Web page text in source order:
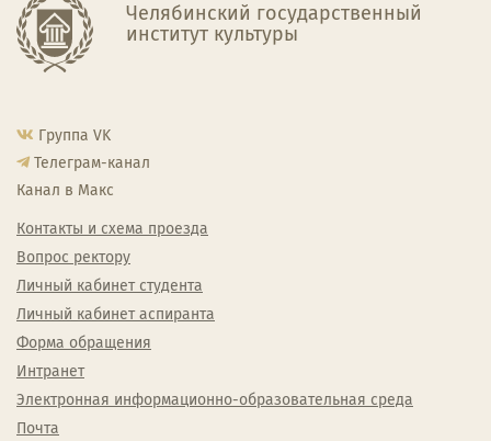
Челябинский государственный
институт культуры
Группа VK
Телеграм-канал
Канал в Макс
Контакты и схема проезда
Вопрос ректору
Личный кабинет студента
Личный кабинет аспиранта
Форма обращения
Интранет
Электронная информационно-образовательная среда
Почта